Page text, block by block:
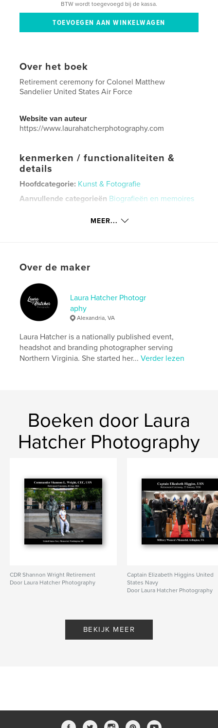
BTW wordt toegevoegd bij de kassa.
Over het boek
Retirement ceremony for Colonel Matthew
Sandelier United States Air Force
Website van auteur
https://www.laurahatcherphotography.com
kenmerken / functionaliteiten &
details
Hoofdcategorie: Kunst & Fotografie
Aanvullende categorieën Biografieën en memoires
Trefwoorden
Air Force
veteran
MEER...
Over de maker
Laura Hatcher Photogr
aphy
Alexandria, VA
Laura Hatcher is a nationally published event,
headshot and branding photographer serving
Northern Virginia. She started her...Verder lezen
Boeken door Laura
Hatcher Photography
CDR Shannon Wright Retirement
Door Laura Hatcher Photography
Captain Elizabeth Higgins United
States Navy
Door Laura Hatcher Photography
BEKIJK MEER